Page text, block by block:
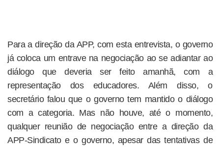
Para a direção da APP, com esta entrevista, o governo
já coloca um entrave na negociação ao se adiantar ao
diálogo que deveria ser feito amanhã, com a
representação dos educadores. Além disso, o
secretário falou que o governo tem mantido o diálogo
com a categoria. Mas não houve, até o momento,
qualquer reunião de negociação entre a direção da
APP-Sindicato e o governo, apesar das tentativas de